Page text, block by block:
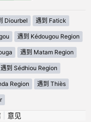
Diourbel 遇到 Fatick
遇到 Kédougou Region
遇到 Matam Region
遇到 Sédhiou Region
Region 遇到 Thiès
| 意见